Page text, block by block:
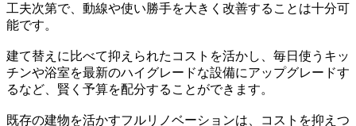
工夫次第で、動線や使い勝手を大きく改善することは十分可
能です。
建て替えに比べて抑えられたコストを活かし、毎日使うキッ
チンや浴室を最新のハイグレードな設備にアップグレードす
るなど、賢く予算を配分することができます。
既存の建物を活かすフルリノベーションは、コストを抑えつ